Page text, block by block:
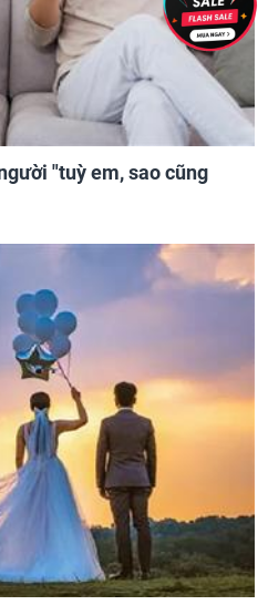
"tuỳ em, sao cũng